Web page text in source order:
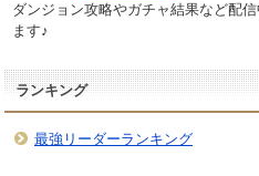
ダンジョン攻略やガチャ結果など配
ます♪
ランキング
最強リーダーランキング